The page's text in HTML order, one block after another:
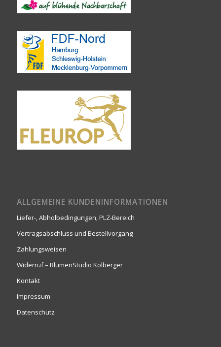
ALLGEMEINE KUNDENINFORMATIONEN
Liefer-, Abholbedingungen, PLZ-Bereich
Vertragsabschluss und Bestellvorgang
Zahlungsweisen
Widerruf – BlumenStudio Kolberger
Kontakt
Impressum
Datenschutz